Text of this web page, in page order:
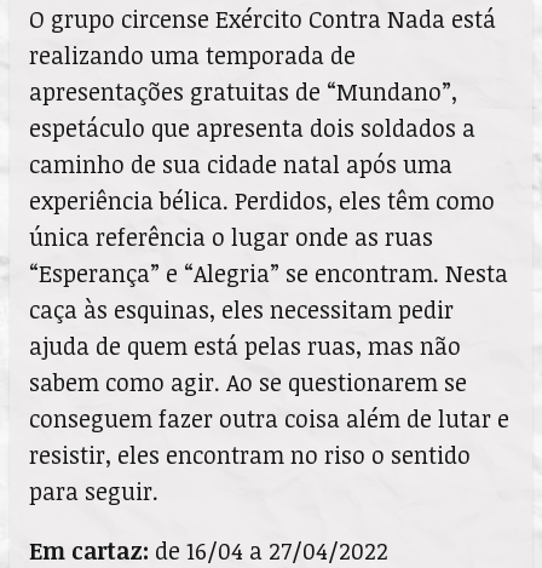
O grupo circense Exército Contra Nada está
realizando uma temporada de
apresentações gratuitas de “Mundano”,
espetáculo que apresenta dois soldados a
caminho de sua cidade natal após uma
experiência bélica. Perdidos, eles têm como
única referência o lugar onde as ruas
“Esperança” e “Alegria” se encontram. Nesta
caça às esquinas, eles necessitam pedir
ajuda de quem está pelas ruas, mas não
sabem como agir. Ao se questionarem se
conseguem fazer outra coisa além de lutar e
resistir, eles encontram no riso o sentido
para seguir.
Em cartaz: de 16/04 a 27/04/2022